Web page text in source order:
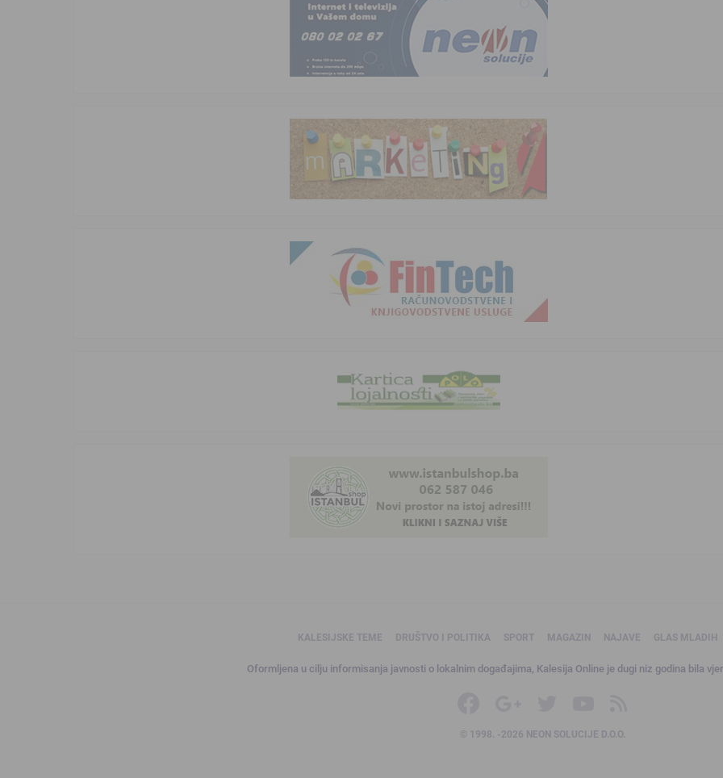
KALESIJSKE TEME DRUŠTVO I POLITIKA SPORT MAGAZIN NAJAVE GLAS MLADIH
Oformljena u cilju informisanja javnosti o lokalnim događajima, Kalesija Online je dugi niz godina bila
© 1998. -2026 NEON SOLUCIJE D.O.O.